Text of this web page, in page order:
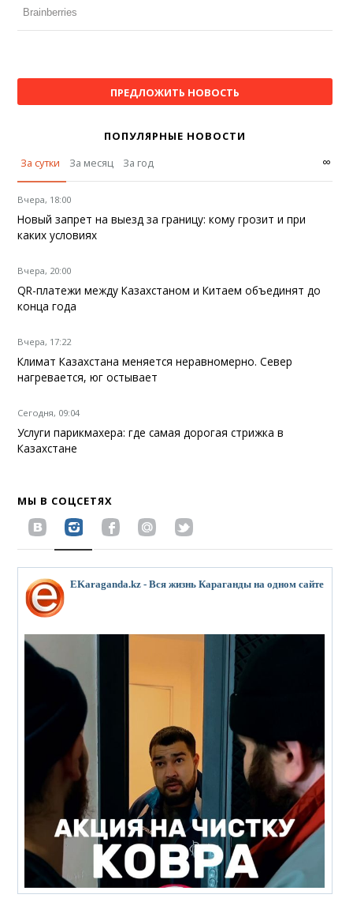
ПРЕДЛОЖИТЬ НОВОСТЬ
ПОПУЛЯРНЫЕ НОВОСТИ
За сутки
За месяц За год ∞
Вчера, 18:00
Новый запрет на выезд за границу: кому грозит и при
каких условиях
Вчера, 20:00
QR-платежи между Казахстаном и Китаем объединят до
конца года
Вчера, 17:22
Климат Казахстана меняется неравномерно. Север
нагревается, юг остывает
Сегодня, 09:04
Услуги парикмахера: где самая дорогая стрижка в
Казахстане
МЫ В СОЦСЕТЯХ
EKaraganda.kz - Вся жизнь Караганды на одном сайте